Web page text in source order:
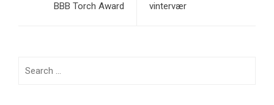
BBB Torch Award
vintervær